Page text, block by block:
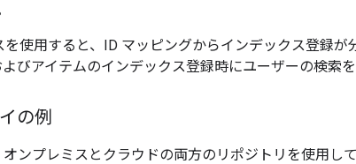
を使用すると、ID マッピングからインデックス登録
よびアイテムのインデックス登録時にユーザーの検索を
の例
オンプレミスとクラウドの両方のリポジトリを使用